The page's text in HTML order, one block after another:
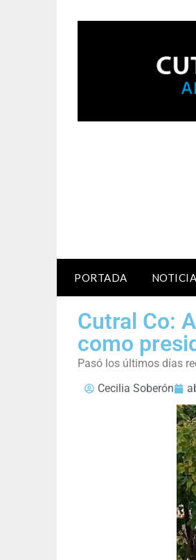
PORTADA
Cutral Co:
como
Pasó los últimos días
Cecilia Soberón